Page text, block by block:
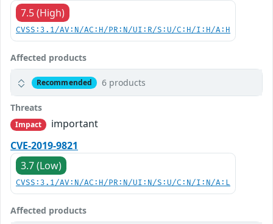
7.5 (High)
CVSS:3.1/AV:N/AC:H/PR:N/UI:R/S:U/C:H/I:H/A:H
Affected products
Recommended 6 products
Threats
Impact
important
CVE-2019-9821
3.7 (Low)
CVSS:3.1/AV:N/AC:H/PR:N/UI:N/S:U/C:N/I:N/A:L
Affected products